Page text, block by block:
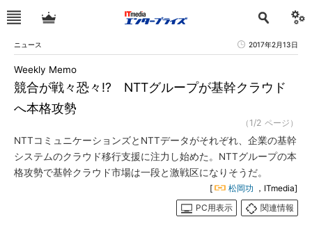
ニュース 2017年2月13日
競合が戦々恐々!? NTTグループが基幹クラウド
へ本格攻勢
Weekly Memo
（1/2 ページ）
NTTコミュニケーションズとNTTデータがそれぞれ、企業の基幹
システムのクラウド移行支援に注力し始めた。NTTグループの本
格攻勢で基幹クラウド市場は一段と激戦区になりそうだ。
[ 松岡功 ，ITmedia]
PC用表示
関連情報